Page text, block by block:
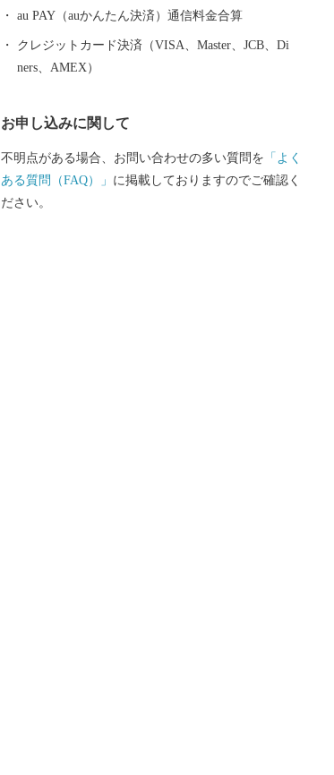
au PAY（auかんたん決済）通信料金合算
クレジットカード決済（VISA、Master、JCB、Di
ners、AMEX）
お申し込みに関して
不明点がある場合、お問い合わせの多い質問を 「よく
ある質問（FAQ）」 に掲載しておりますのでご確認く
ださい。